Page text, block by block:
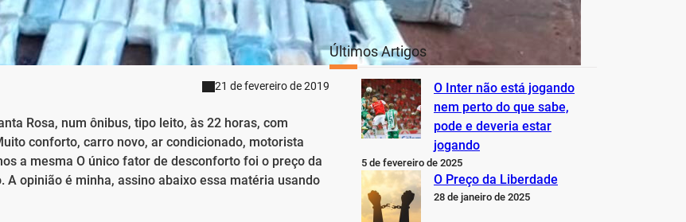
21 de fevereiro de 2019
Rosa, num ônibus, tipo leito, às 22 horas, com
conforto, carro novo, ar condicionado, motorista
a mesma O único fator de desconforto foi o preço da
A opinião é minha, assino abaixo essa matéria usando
Últimos Artigos
O Inter não está jogando
nem perto do que sabe,
pode e deveria estar
jogando
5 de fevereiro de 2025
O Preço da Liberdade
28 de janeiro de 2025